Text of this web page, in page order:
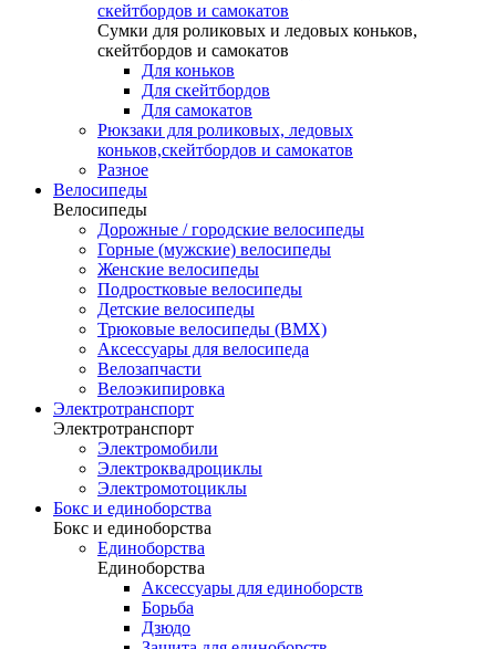
скейтбордов и самокатов
Сумки для роликовых и ледовых коньков,
скейтбордов и самокатов
Для коньков
Для скейтбордов
Для самокатов
Рюкзаки для роликовых, ледовых
коньков,скейтбордов и самокатов
Разное
Велосипеды
Велосипеды
Дорожные / городские велосипеды
Горные (мужские) велосипеды
Женские велосипеды
Подростковые велосипеды
Детские велосипеды
Трюковые велосипеды (BMX)
Аксессуары для велосипеда
Велозапчасти
Велоэкипировка
Электротранспорт
Электротранспорт
Электромобили
Электроквадроциклы
Электромотоциклы
Бокс и единоборства
Бокс и единоборства
Единоборства
Единоборства
Аксессуары для единоборств
Борьба
Дзюдо